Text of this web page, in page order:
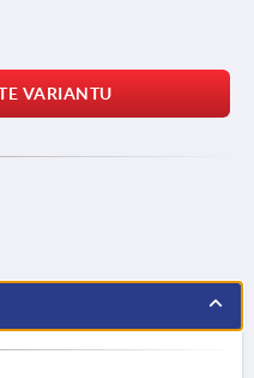
VARIANTU